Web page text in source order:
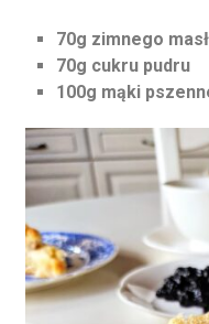
70g zimnego
70g cukru pudru
100g mąki